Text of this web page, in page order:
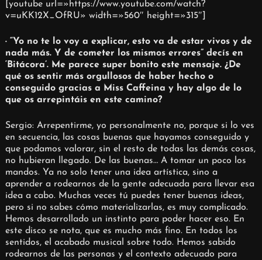
[youtube url=»https://www.youtube.com/watch?
v=uKK12X_OfRU» width=»560″ height=»315″]
· “Yo no te lo voy a explicar, esto va de estar vivos y de
nada más. Y de cometer los mismos errores” decís en
‘Bitácora’. Me parece super bonito este mensaje. ¿De
qué os sentir más orgullosos de haber hecho o
conseguido gracias a Miss Caffeina y hay algo de lo
que os arrepintáis en este camino?
Sergio: Arrepentirme, yo personalmente no, porque si lo ves
en secuencia, las cosas buenas que hayamos conseguido y
que podamos valorar, sin el resto de todas las demás cosas,
no hubieran llegado. De las buenas… A tomar un poco los
mandos. Ya no solo tener una idea artística, sino a
aprender a rodearnos de la gente adecuada para llevar esa
idea a cabo. Muchas veces tú puedes tener buenas ideas,
pero si no sabes cómo materializarlas, es muy complicado.
Hemos desarrollado un instinto para poder hacer eso. En
este disco se nota, que es mucho más fino. En todos los
sentidos, el acabado musical sobre todo. Hemos sabido
rodearnos de las personas y el contexto adecuado para